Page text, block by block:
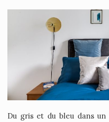
Du gris et du bleu dans